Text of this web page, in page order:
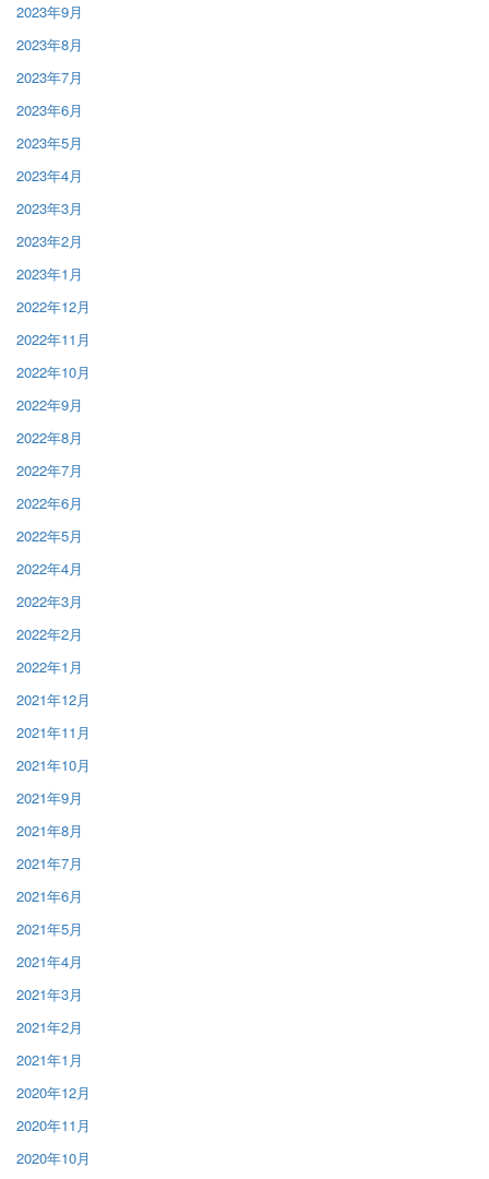
2023年9月
2023年8月
2023年7月
2023年6月
2023年5月
2023年4月
2023年3月
2023年2月
2023年1月
2022年12月
2022年11月
2022年10月
2022年9月
2022年8月
2022年7月
2022年6月
2022年5月
2022年4月
2022年3月
2022年2月
2022年1月
2021年12月
2021年11月
2021年10月
2021年9月
2021年8月
2021年7月
2021年6月
2021年5月
2021年4月
2021年3月
2021年2月
2021年1月
2020年12月
2020年11月
2020年10月